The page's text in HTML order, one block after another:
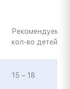
Рекомендуемое
кол-во детей
15 – 18